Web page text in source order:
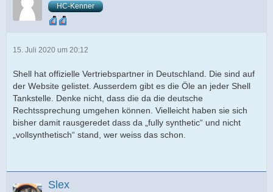
HC-Kenner
15. Juli 2020 um 20:12
Shell hat offizielle Vertriebspartner in Deutschland. Die sind auf
der Website gelistet. Ausserdem gibt es die Öle an jeder Shell
Tankstelle. Denke nicht, dass die da die deutsche
Rechtssprechung umgehen können. Vielleicht haben sie sich
bisher damit rausgeredet dass da „fully synthetic“ und nicht
„vollsynthetisch“ stand, wer weiss das schon.
Slex